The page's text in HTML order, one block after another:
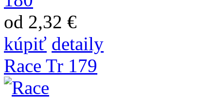
od 2,32 €
kúpiť detaily
Race Tr 179